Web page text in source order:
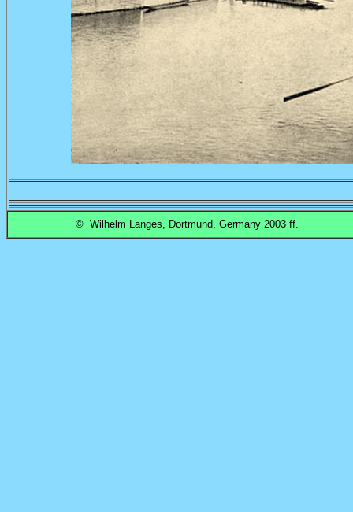
© Wilhelm Langes, Dortmund, Germany 2003 ff.